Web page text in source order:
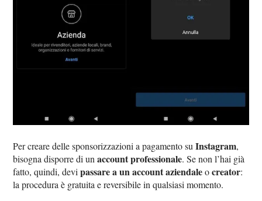
Per creare delle sponsorizzazioni a pagamento suInstagram,
bisogna disporre di unaccount professionale. Se non l’hai già
fatto, quindi, devipassare a un account aziendaleocreator:
la procedura è gratuita e reversibile in qualsiasi momento.